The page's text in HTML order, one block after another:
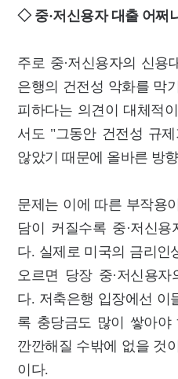
◇ 중·저신용자 대출 어쩌
주로 중·저신용자의 신용
은행의 건전성 악화를 막
피하다는 의견이 대체적
서도 "그동안 건전성 규
않았기 때문에 올바른 방
문제는 이에 따른 부작용
담이 커질수록 중·저신
다. 실제로 미국의 금리인
오르면 당장 중·저신용
다. 저축은행 입장에선 이
록 충당금도 많이 쌓아야
깐깐해질 수밖에 없을 것
이다.